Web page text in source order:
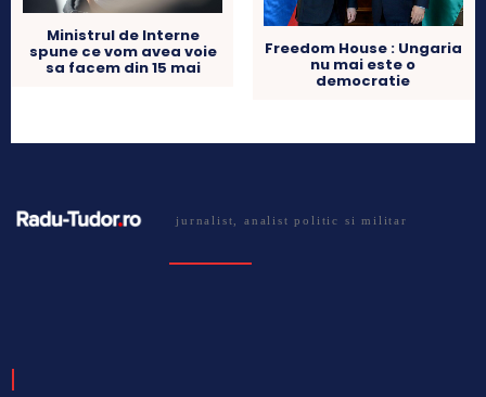
Ministrul de Interne
spune ce vom avea voie
sa facem din 15 mai
Freedom House : Ungaria
nu mai este o
democratie
jurnalist, analist politic si militar